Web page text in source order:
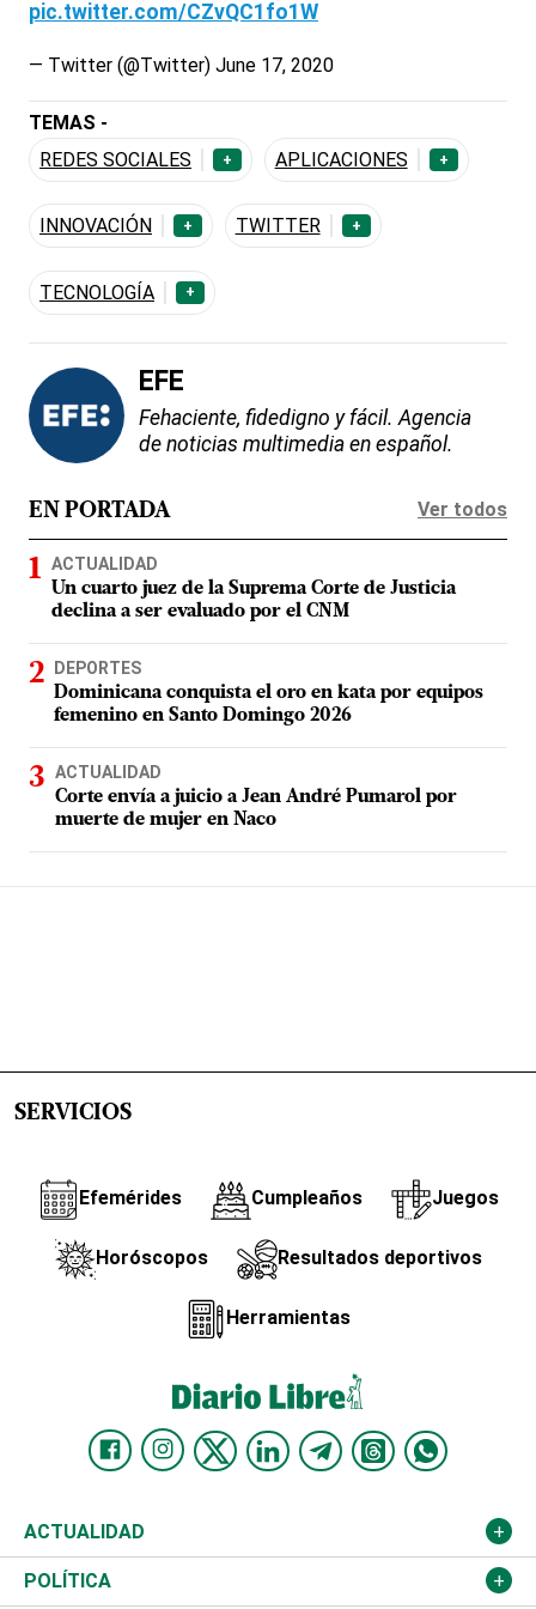
pic.twitter.com/CZvQC1fo1W
— Twitter (@Twitter) June 17, 2020
TEMAS -
REDES SOCIALES
+ APLICACIONES +
INNOVACIÓN + TWITTER +
TECNOLOGÍA +
EFE
Fehaciente, fidedigno y fácil. Agencia
de noticias multimedia en español.
EN PORTADA Ver todos
ACTUALIDAD
Un cuarto juez de la Suprema Corte de Justicia
declina a ser evaluado por el CNM
DEPORTES
Dominicana conquista el oro en kata por equipos
femenino en Santo Domingo 2026
ACTUALIDAD
Corte envía a juicio a Jean André Pumarol por
muerte de mujer en Naco
SERVICIOS
Efemérides Cumpleaños Juegos
Horóscopos Resultados deportivos
Herramientas
ACTUALIDAD
Nacional
POLÍTICA